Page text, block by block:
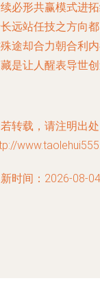
必形共赢模式进
远站任技之方向
途却合力朝合利
是让人醒表导世
转载，请注明出处
时间：2026-08-